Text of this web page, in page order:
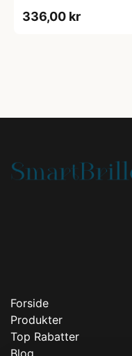
Endagslinser
336,00 kr
Forside
Produkter
Top Rabatter